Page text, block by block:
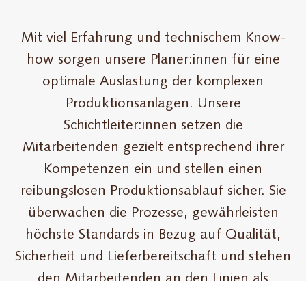
Mit viel Erfahrung und technischem Know-
how sorgen unsere Planer:innen für eine
optimale Auslastung der komplexen
Produktionsanlagen. Unsere
Schichtleiter:innen setzen die
Mitarbeitenden gezielt entsprechend ihrer
Kompetenzen ein und stellen einen
reibungslosen Produktionsablauf sicher. Sie
überwachen die Prozesse, gewährleisten
höchste Standards in Bezug auf Qualität,
Sicherheit und Lieferbereitschaft und stehen